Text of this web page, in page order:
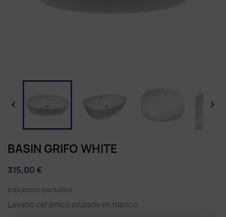
 
BASIN GRIFO WHITE
315,00 €
Impuestos excluidos
Lavabo cerámico ovalado en blanco.